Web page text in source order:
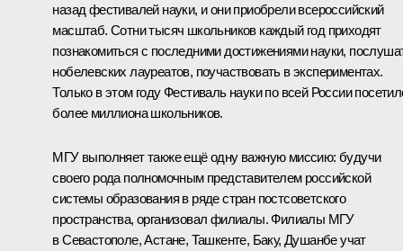
назад фестивалей науки, и они приобрели всероссийский
масштаб. Сотни тысяч школьников каждый год приходят
познакомиться с последними достижениями науки,
нобелевских лауреатов, поучаствовать в экспериментах.
Только в этом году Фестиваль науки по всей России
более миллиона школьников.
МГУ выполняет также ещё одну важную миссию: будучи
своего рода полномочным представителем российской
системы образования в ряде стран постсоветского
пространства, организовал филиалы. Филиалы МГУ
в Севастополе, Астане, Ташкенте, Баку, Душанбе учат